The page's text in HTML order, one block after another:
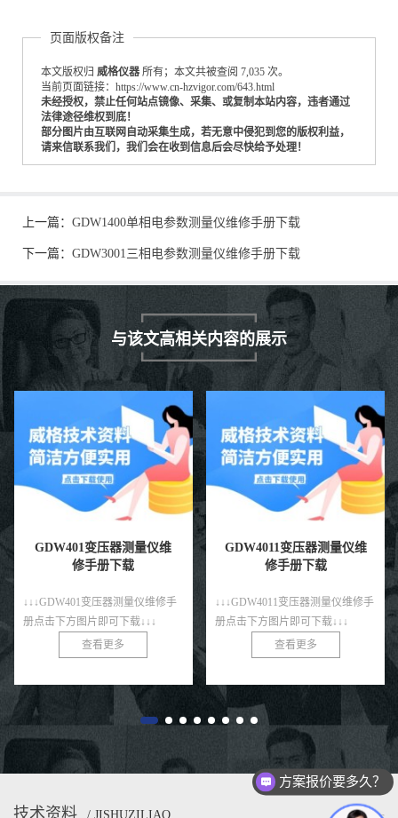
页面版权备注
本文版权归 威格仪器 所有；本文共被查阅 7,035 次。
当前页面链接：https://www.cn-hzvigor.com/643.html
未经授权，禁止任何站点镜像、采集、或复制本站内容，违者通过
法律途径维权到底！
部分图片由互联网自动采集生成，若无意中侵犯到您的版权利益，
请来信联系我们，我们会在收到信息后会尽快给予处理！
上一篇： GDW1400单相电参数测量仪维修手册下载
下一篇： GDW3001三相电参数测量仪维修手册下载
与该文高相关内容的展示
GDW401变压器测量仪维
修手册下载
↓↓↓GDW401变压器测量仪维修手
册点击下方图片即可下载↓↓↓
查看更多
GDW4011变压器测量仪维
修手册下载
↓↓↓GDW4011变压器测量仪维修手
册点击下方图片即可下载↓↓↓
查看更多
技术资料 / JISHUZILIAO
方案报价要多久？